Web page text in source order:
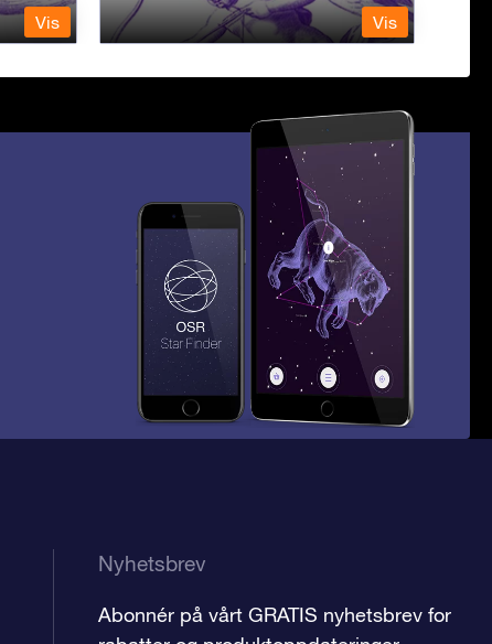
Vis Vis
Nyhetsbrev
Abonnér på vårt GRATIS nyhetsbrev for